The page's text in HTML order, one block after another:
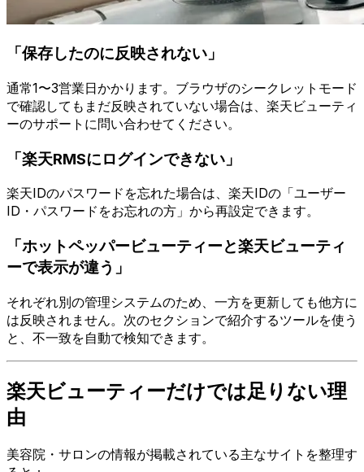
「保存したのに反映されない」
通常1〜3営業日かかります。ブラウザのシークレットモード
で確認してもまだ反映されていない場合は、楽天ビューティ
ーのサポートに問い合わせてください。
「楽天RMSにログインできない」
楽天IDのパスワードを忘れた場合は、楽天IDの「ユーザー
ID・パスワードをお忘れの方」から再設定できます。
「ホットペッパービューティーと楽天ビューティ
ーで表示が違う」
それぞれ別の管理システムのため、一方を更新しても他方に
は反映されません。次のセクションで紹介するツールを使う
と、不一致を自動で検知できます。
楽天ビューティーだけでは足りない理
由
美容院・サロンの情報が掲載されている主なサイトを整理す